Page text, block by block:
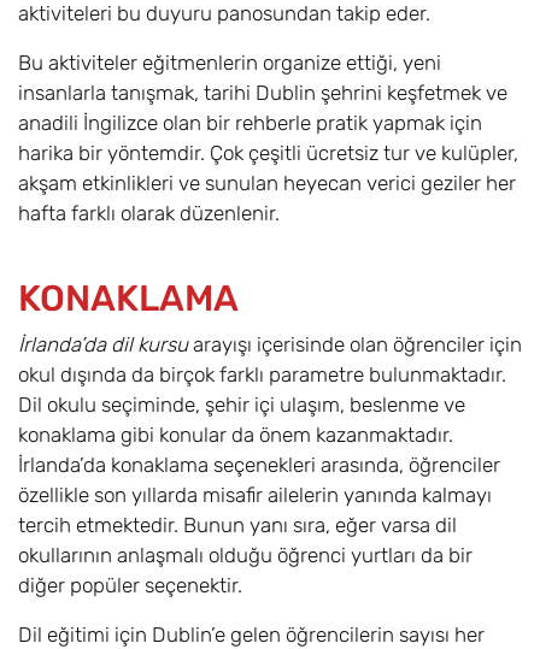
aktiviteleri bu duyuru panosundan takip eder.
Bu aktiviteler eğitmenlerin organize ettiği, yeni
insanlarla tanışmak, tarihi Dublin şehrini keşfetmek ve
anadili İngilizce olan bir rehberle pratik yapmak için
harika bir yöntemdir. Çok çeşitli ücretsiz tur ve kulüpler,
akşam etkinlikleri ve sunulan heyecan verici geziler her
hafta farklı olarak düzenlenir.
KONAKLAMA
İrlanda’da dil kursuarayışı içerisinde olan öğrenciler için
okul dışında da birçok farklı parametre bulunmaktadır.
Dil okulu seçiminde, şehir içi ulaşım, beslenme ve
konaklama gibi konular da önem kazanmaktadır.
İrlanda’da konaklama seçenekleri arasında, öğrenciler
özellikle son yıllarda misafir ailelerin yanında kalmayı
tercih etmektedir. Bunun yanı sıra, eğer varsa dil
okullarının anlaşmalı olduğu öğrenci yurtları da bir
diğer popüler seçenektir.
Dil eğitimi için Dublin’e gelen öğrencilerin sayısı her